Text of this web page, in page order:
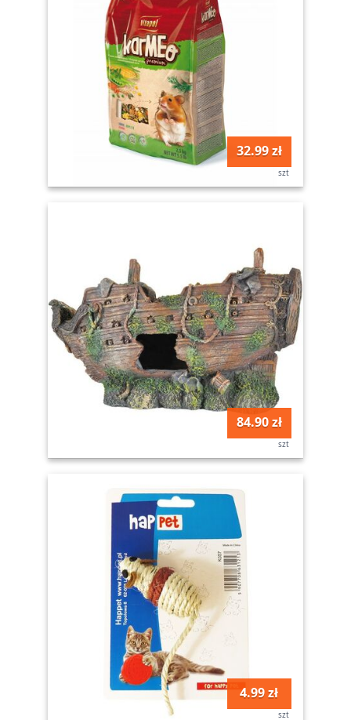
32.99 zł
szt
84.90 zł
szt
4.99 zł
szt